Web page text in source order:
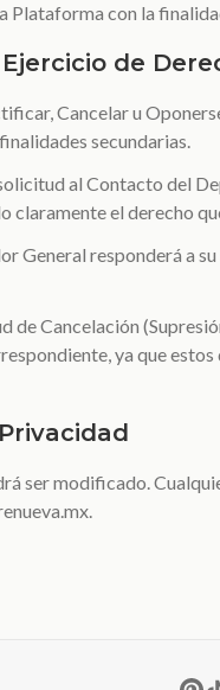
Plataforma con la
de
Cancelar u
secundarias.
al Contacto del
el derecho
General responderá a
de Cancelación
ya que
ser modificado.